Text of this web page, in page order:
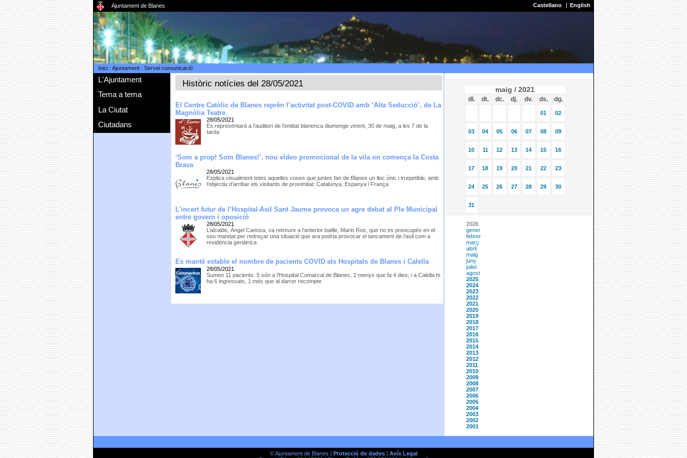
Ajuntament de Blanes Castellano English
Inici: Ajuntament: Servei comunicació
L'Ajuntament
Tema a tema
La Ciutat
Ciutadans
Històric notícies del 28/05/2021
El Centre Catòlic de Blanes reprèn l’activitat post-COVID amb ‘Alta Seducció’, de La
Magnòlia Teatre
28/05/2021
Es representarà a l’auditori de l’entitat blanenca diumenge vinent, 30 de maig, a les 7 de la
tarda
‘Som a prop! Som Blanes!’, nou vídeo promocional de la vila on comença la Costa
Brava
28/05/2021
Explica visualment totes aquelles coses que juntes fan de Blanes un lloc únic i irrepetible, amb
l’objectiu d’arribar els visitants de proximitat: Catalunya, Espanya i França
L’incert futur de l’Hospital-Asil Sant Jaume provoca un agre debat al Ple Municipal
entre govern i oposició
28/05/2021
L’alcalde, Àngel Canosa, va retreure a l’anterior batlle, Mario Ros, que no es preocupés en el
seu mandat per redreçar una situació que ara podria provocar el tancament de l’asil com a
residència geriàtrica
Es manté estable el nombre de pacients COVID als Hospitals de Blanes i Calella
28/05/2021
Sumen 11 pacients: 5 són a l’Hospital Comarcal de Blanes, 2 menys que fa 4 dies; i a Calella hi
ha 6 ingressats, 1 més que al darrer recompte
maig / 2021
dl. dt. dc. dj. dv. ds. dg.
01 02
03 04 05 06 07 08 09
10 11 12 13 14 15 16
17 18 19 20 21 22 23
24 25 26 27 28 29 30
31
2026
gener
febrer
març
abril
maig
juny
juliol
agost
2025
2024
2023
2022
2021
2020
2019
2018
2017
2016
2015
2014
2013
2012
2011
2010
2009
2008
2007
2006
2005
2004
2003
2002
2001
© Ajuntament de Blanes | Protecció de dades| Avís Legal